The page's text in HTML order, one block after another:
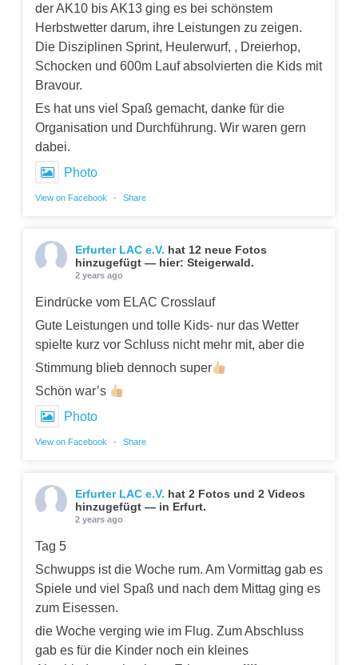
der AK10 bis AK13 ging es bei schönstem
Herbstwetter darum, ihre Leistungen zu zeigen.
Die Disziplinen Sprint, Heulerwurf, , Dreierhop,
Schocken und 600m Lauf absolvierten die Kids mit
Bravour.
Es hat uns viel Spaß gemacht, danke für die
Organisation und Durchführung. Wir waren gern
dabei.
Photo
View on Facebook · Share
Erfurter LAC e.V. hat 12 neue Fotos
hinzugefügt — hier: Steigerwald.
2 years ago
Eindrücke vom ELAC Crosslauf
Gute Leistungen und tolle Kids- nur das Wetter
spielte kurz vor Schluss nicht mehr mit, aber die
Stimmung blieb dennoch super
Schön war’s
Photo
View on Facebook · Share
Erfurter LAC e.V. hat 2 Fotos und 2 Videos
hinzugefügt — in Erfurt.
2 years ago
Tag 5
Schwupps ist die Woche rum. Am Vormittag gab es
Spiele und viel Spaß und nach dem Mittag ging es
zum Eisessen.
die Woche verging wie im Flug. Zum Abschluss
gab es für die Kinder noch ein kleines